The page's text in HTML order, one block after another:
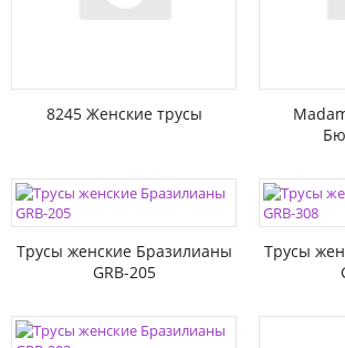
8245 Женские трусы
Трусы женские Бразилианы
GRB-205
Трусы